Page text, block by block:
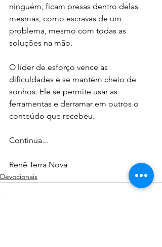
ninguém, ficam presas dentro delas
mesmas, como escravas de um
problema, mesmo com todas as
soluções na mão.
O líder de esforço vence as
dificuldades e se mantém cheio de
sonhos. Ele se permite usar as
ferramentas e derramar em outros o
conteúdo que recebeu.
Continua...
Renê Terra Nova
Devocionais